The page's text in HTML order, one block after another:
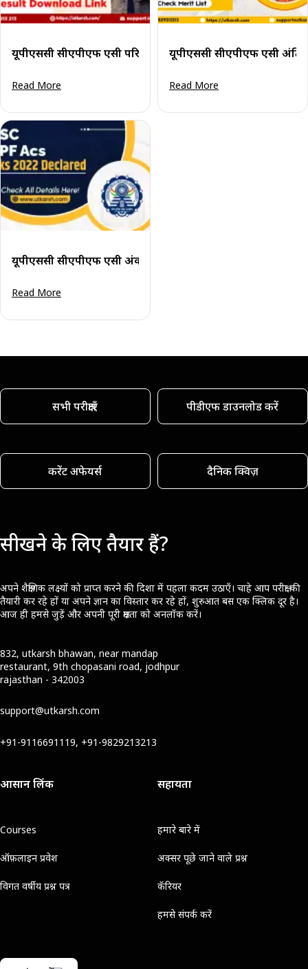
यूपीएससी सीएपीएफ एसी परिणाम 2024 (घोषित): परिणाम पीडीएफ
Read More
यूपीएससी सीएपीएफ एसी
Read More
यूपीएससी सीएपीएफ एसी अंक 2022 घोषित
Read More
सभी परीक्षाएँ पीडीएफ डाउनलोड करें
करेंट अफेयर्स दैनिक क्विज़
सीखने के लिए तैयार हैं?
अपने शैक्षणिक लक्ष्यों को प्राप्त करने की दिशा में पहला कदम उठाएँ। चाहे आप परीक्षा की
तैयारी कर रहे हों या अपने ज्ञान का विस्तार कर रहे हों, शुरुआत बस एक क्लिक दूर है।
आज ही हमसे जुड़ें और अपनी पूरी क्षमता को अनलॉक करें।
832, utkarsh bhawan, near mandap
restaurant, 9th chopasani road, jodhpur
rajasthan - 342003
support@utkarsh.com
+91-9116691119, +91-9829213213
आसान लिंक
Courses
ऑफ़लाइन प्रवेश
विगत वर्षीय प्रश्न पत्र
सहायता
हमारे बारे में
अक्सर पूछे जाने वाले प्रश्न
कॅरियर
हमसे संपर्क करें